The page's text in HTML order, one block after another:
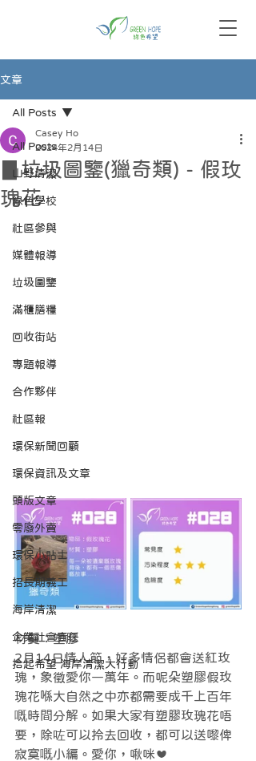
文章
All Posts
山野清潔
綠色學校
社區參與
媒體報導
垃圾圖鑒
滿櫃膳糧
回收街站
專題報導
合作夥伴
社區報
環保新聞回顧
環保資訊及文章
頭版文章
零廢外賣
環保小貼士
招長期義工
海岸清潔
企業社會責任
拾起希望 海岸清潔大行動
All Posts
▊垃圾圖鑒(獵奇類) - 假玫
瑰花
Casey Ho
2024年2月14日
材質：塑膠
2月14日情人節，好多情侶都會送紅玫
瑰，象徵愛你一萬年。而呢朵塑膠假玫
瑰花喺大自然之中亦都需要成千上百年
嘅時間分解。如果大家有塑膠玫瑰花唔
要，除咗可以拎去回收，都可以送嚟俾
寂寞嘅小編。愛你，啾咪❤️